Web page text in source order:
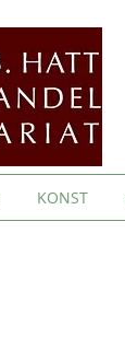
KONST